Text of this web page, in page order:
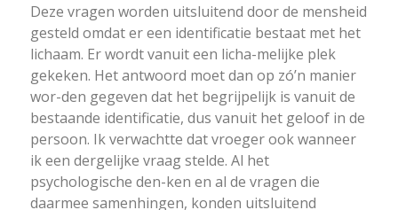
Deze vragen worden uitsluitend door de mensheid
gesteld omdat er een identificatie bestaat met het
lichaam. Er wordt vanuit een licha-melijke plek
gekeken. Het antwoord moet dan op zó’n manier
wor-den gegeven dat het begrijpelijk is vanuit de
bestaande identificatie, dus vanuit het geloof in de
persoon. Ik verwachtte dat vroeger ook wanneer
ik een dergelijke vraag stelde. Al het
psychologische den-ken en al de vragen die
daarmee samenhingen, konden uitsluitend